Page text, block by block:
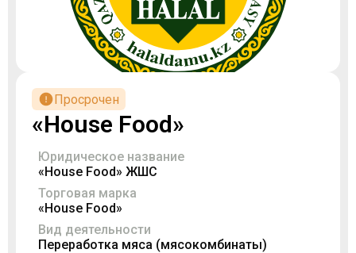
Просрочен
«House Food»
Юридическое название
«House Food» ЖШС
Торговая марка
«House Food»
Вид деятельности
Переработка мяса (мясокомбинаты)